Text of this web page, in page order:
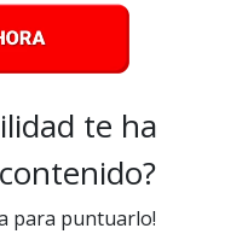
te ha
para puntuarlo!